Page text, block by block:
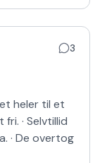
3
heler til et
· Selvtillid
· De overtog